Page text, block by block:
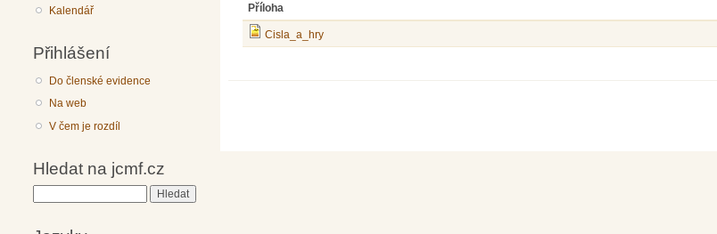
Kalendář
Přihlášení
Do členské evidence
Na web
V čem je rozdíl
Hledat na jcmf.cz
Příloha
Cisla_a_hry